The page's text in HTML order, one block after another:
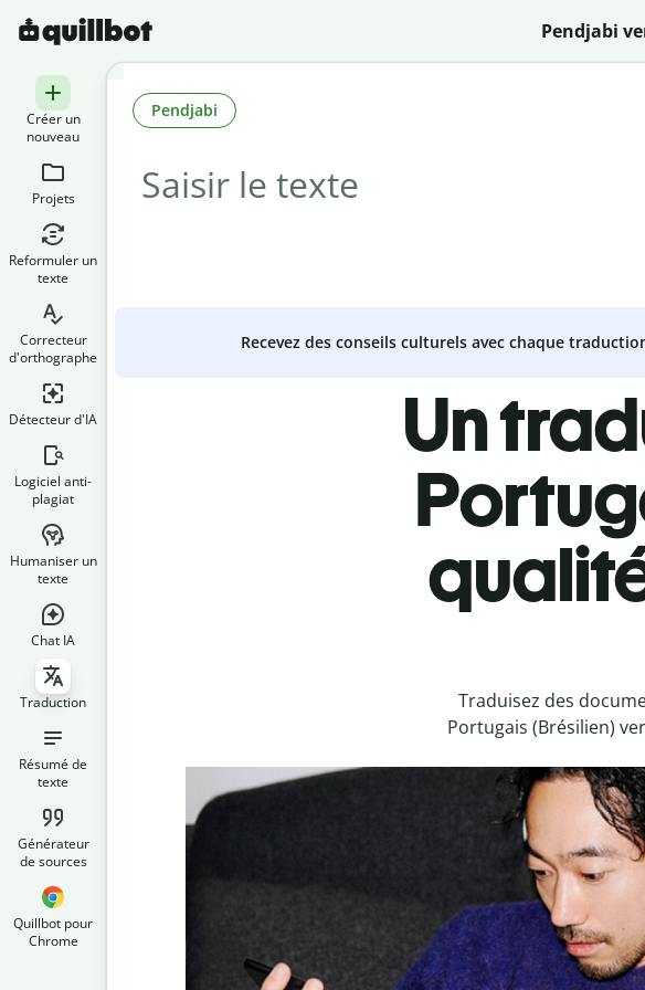
Pendjabi
Créer un
nouveau
Projets
Reformuler un
texte
Correcteur
d'orthographe
Détecteur d'IA
Logiciel anti-
plagiat
Humaniser un
texte
Chat IA
Traduction
Résumé de
texte
Générateur
de sources
Quillbot pour
Chrome
Pendjabi
Recevez des conseils culturels avec chaque
Un
Traduisez des
Portugais (Brésilien)